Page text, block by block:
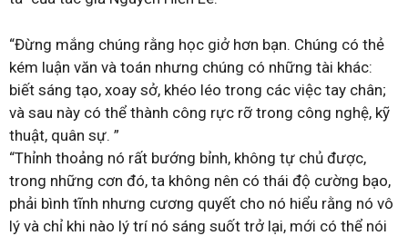
“Đừng mắng chúng rằng học giở hơn bạn. Chúng có thẻ
kém luận văn và toán nhưng chúng có những tài khác:
biết sáng tạo, xoay sở, khéo léo trong các việc tay chân;
và sau này có thể thành công rực rỡ trong công nghệ, kỹ
thuật, quân sự. ”
“Thỉnh thoảng nó rất bướng bỉnh, không tự chủ được,
trong những cơn đó, ta không nên có thái độ cường bạo,
phải bình tĩnh nhưng cương quyết cho nó hiểu rằng nó vô
lý và chỉ khi nào lý trí nó sáng suốt trở lại, mới có thể nói